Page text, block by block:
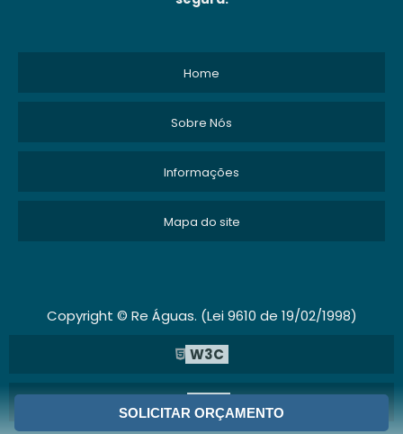
SOLICITAR ORÇAMENTO
Home
Sobre Nós
Informações
Mapa do site
Copyright © Re Águas. (Lei 9610 de 19/02/1998)
W3C